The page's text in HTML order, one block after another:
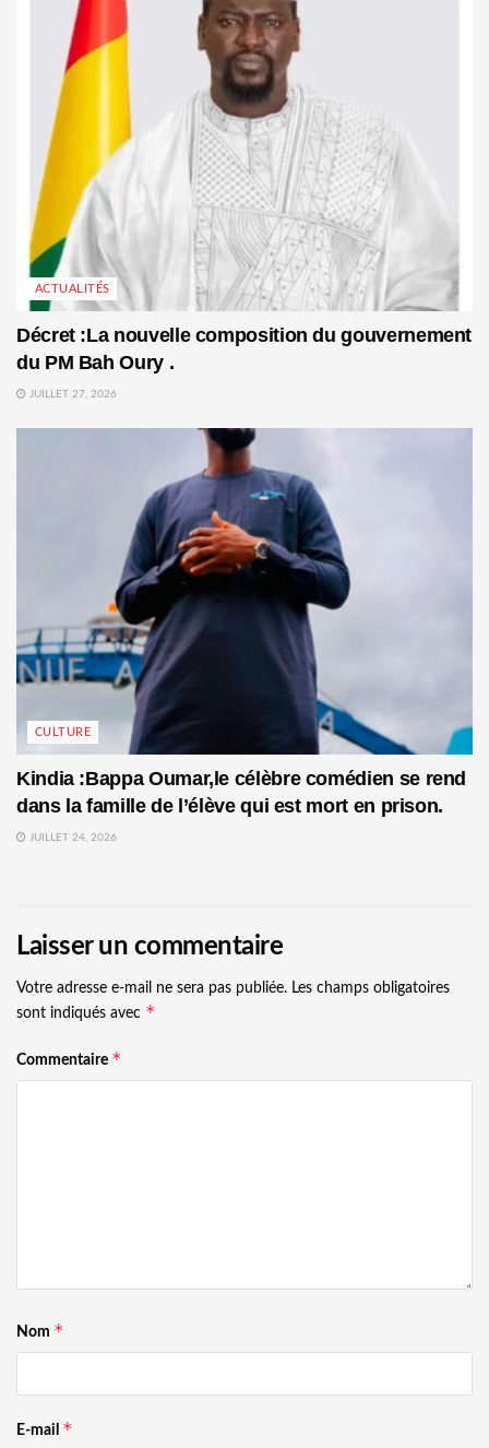
ACTUALITÉS
Décret :La nouvelle composition du gouvernement
du PM Bah Oury .
JUILLET 27, 2026
CULTURE
Kindia :Bappa Oumar,le célèbre comédien se rend
dans la famille de l’élève qui est mort en prison.
JUILLET 24, 2026
Laisser un commentaire
Votre adresse e-mail ne sera pas publiée. Les champs obligatoires
sont indiqués avec *
Commentaire *
Nom *
E-mail *